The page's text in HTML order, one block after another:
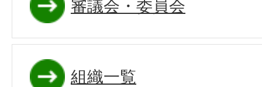
審議会・委員会
組織一覧